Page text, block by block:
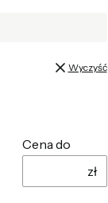
Wyczyść
Cena do
zł